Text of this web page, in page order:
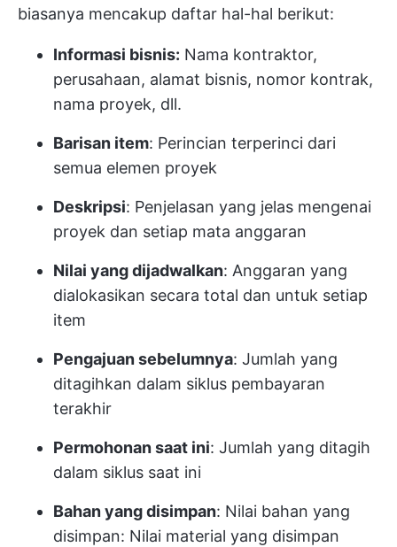
biasanya mencakup daftar hal-hal berikut:
Informasi bisnis: Nama kontraktor,
perusahaan, alamat bisnis, nomor kontrak,
nama proyek, dll.
Barisan item: Perincian terperinci dari
semua elemen proyek
Deskripsi: Penjelasan yang jelas mengenai
proyek dan setiap mata anggaran
Nilai yang dijadwalkan: Anggaran yang
dialokasikan secara total dan untuk setiap
item
Pengajuan sebelumnya: Jumlah yang
ditagihkan dalam siklus pembayaran
terakhir
Permohonan saat ini: Jumlah yang ditagih
dalam siklus saat ini
Bahan yang disimpan: Nilai bahan yang
disimpan: Nilai material yang disimpan